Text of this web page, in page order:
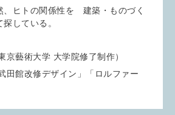
ヒトの関係性を 建築・ものづく
している。
藝術大学 大学院修了制作）
田館改修デザイン」「ロルファー